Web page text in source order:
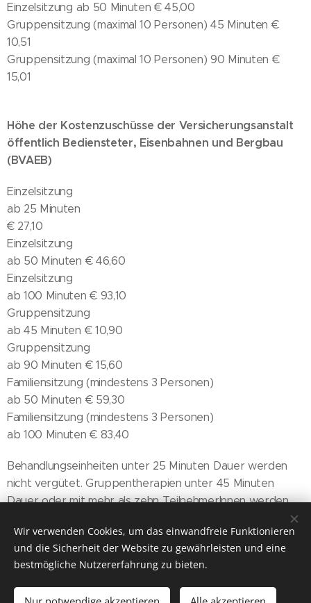
Einzelsitzung ab 50 Minuten € 45,00
Gruppensitzung (maximal 10 Personen) 45 Minuten €
10,51
Gruppensitzung (maximal 10 Personen) 90 Minuten €
15,01
Höhe der Kostenzuschüsse der Versicherungsanstalt
öffentlich Bediensteter, Eisenbahnen und Bergbau
(BVAEB)
Einzelsitzung
ab 25 Minuten
€ 27,10
Einzelsitzung
ab 50 Minuten € 46,60
Einzelsitzung
ab 100 Minuten € 93,10
Gruppensitzung
ab 45 Minuten € 10,90
Gruppensitzung
ab 90 Minuten € 15,60
Familiensitzung (mindestens 3 Personen)
ab 50 Minuten € 59,30
Familiensitzung (mindestens 3 Personen)
ab 100 Minuten € 83,40
Behandlungseinheiten unter 25 Minuten Dauer werden
nicht vergütet. Gruppentherapien unter 45 Minuten
Dauer oder mit mehr als zehn TeilnehmerInnen werden
© 2017 Mag. Evelina Cordalija, alle Rechte vorbehalten
Wir verwenden Cookies, um das einwandfreie Funktionieren
und die Sicherheit der Website zu gewährleisten und eine
bestmögliche Nutzererfahrung zu bieten.